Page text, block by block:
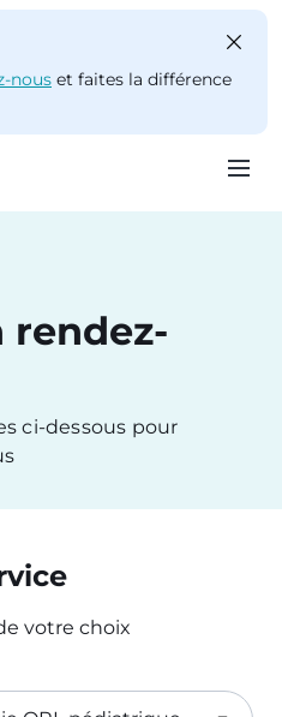
nous et faites la différence
rendez-
ci-dessous pour
votre choix